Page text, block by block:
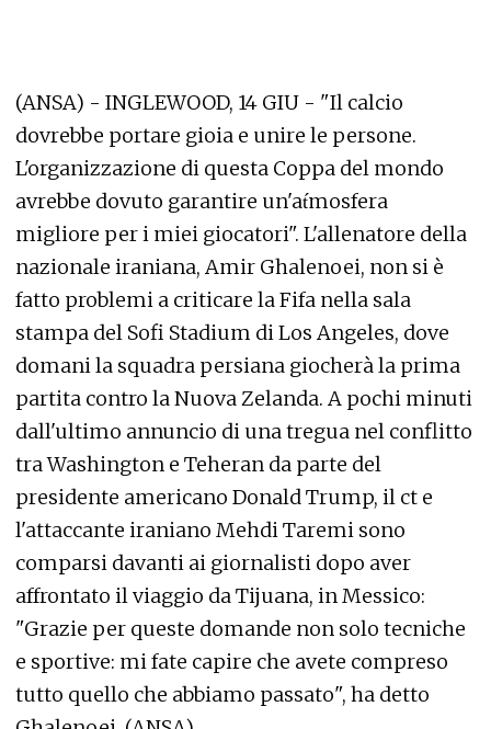
(ANSA) - INGLEWOOD, 14 GIU - "Il calcio
dovrebbe portare gioia e unire le persone.
L'organizzazione di questa Coppa del mondo
avrebbe dovuto garantire un'at́mosfera
migliore per i miei giocatori". L'allenatore della
nazionale iraniana, Amir Ghalenoei, non si è
fatto problemi a criticare la Fifa nella sala
stampa del Sofi Stadium di Los Angeles, dove
domani la squadra persiana giocherà la prima
partita contro la Nuova Zelanda. A pochi minuti
dall'ultimo annuncio di una tregua nel conflitto
tra Washington e Teheran da parte del
presidente americano Donald Trump, il ct e
l'attaccante iraniano Mehdi Taremi sono
comparsi davanti ai giornalisti dopo aver
affrontato il viaggio da Tijuana, in Messico:
"Grazie per queste domande non solo tecniche
e sportive: mi fate capire che avete compreso
tutto quello che abbiamo passato", ha detto